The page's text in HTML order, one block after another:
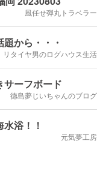
風任せ弾丸トラベラー
から・・・
リタイヤ男のログハウス生活
サーフボード
徳島夢じいちゃんのブログ
浴！！
元気夢工房